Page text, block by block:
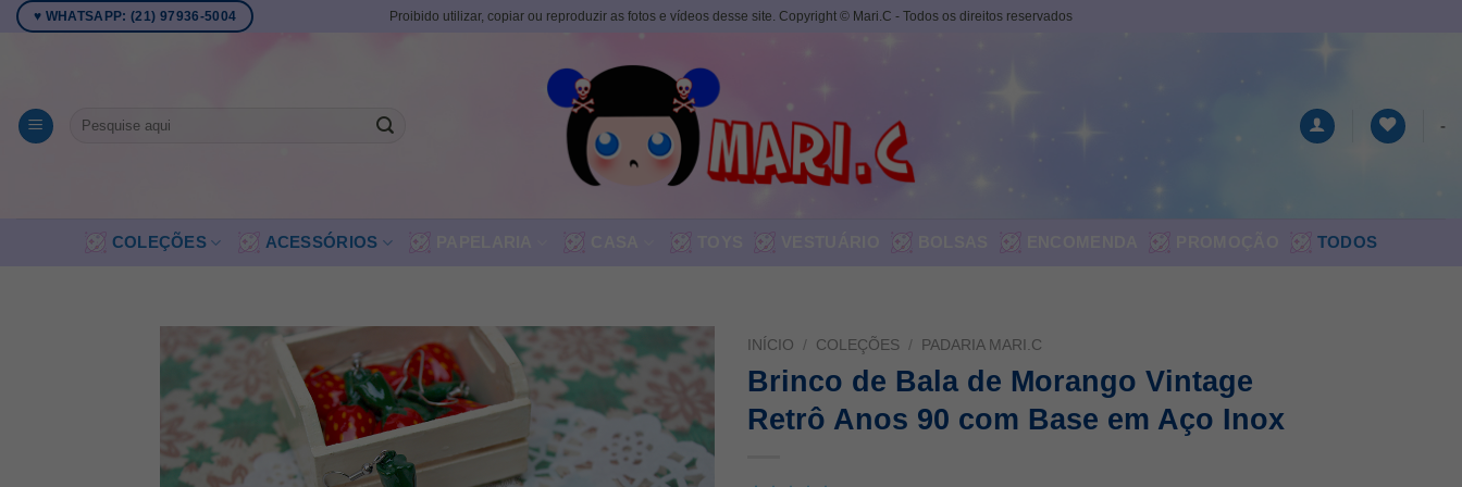
Skip
♥ WHATSAPP: (21) 97936-5004 Proibido utilizar, copiar ou reproduzir as fotos e vídeos desse site. Copyright © Mari.C - Todos os direitos reservados
Pesquisar
-
COLEÇÕES ACESSÓRIOS TODOS
ADICIONAR
A LISTA DE
INÍCIO / COLEÇÕES / PADARIA MARI.C
Brinco de Bala de Morango Vintage
Retrô Anos 90 com Base em Aço Inox